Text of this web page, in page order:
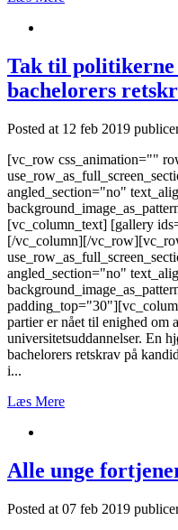
Tak til
bachelorers
Posted at 12 feb 2019
[vc_row css_animation=""
angled_section="no"
[vc_column_text] [gallery
[/vc_column][/
angled_section="no"
partier er nået til enighed om
universitetsuddannelser. En
bachelorers retskrav på
i...
Læs Mere
Alle unge
Posted at 07 feb 2019